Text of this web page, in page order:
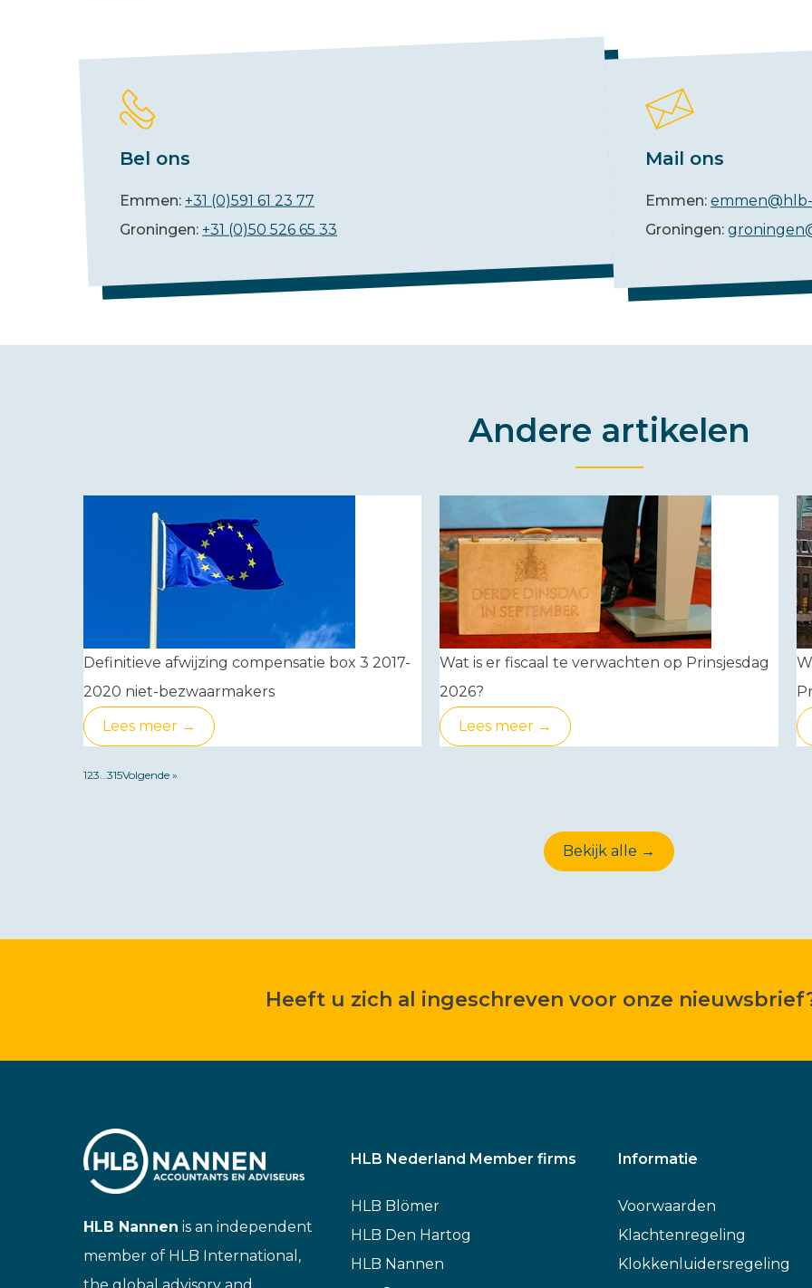
Bel ons
Emmen:+31 (0)591 61 23 77
Groningen:+31 (0)50 526 65 33
Mail ons
Emmen:
Groningen:
Andere artikelen
Definitieve afwijzing compensatie box 3 2017-
2020 niet-bezwaarmakers
Lees meer →
Wat is er fiscaal te verwachten op Prinsjesdag
2026?
Lees meer →
123 315Volgende »
Bekijk alle →
Heeft u zich al ingeschreven voor onze
HLB Nannen is an independent
member of HLB International,
HLB Nederland Member firms
HLB Blömer
HLB Den Hartog
HLB Nannen
Informatie
Voorwaarden
Klachtenregeling
Klokkenluidersregeling